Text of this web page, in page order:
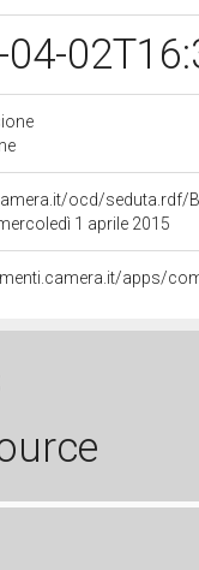
04-
ocd/seduta.rdf/
1 aprile 2015